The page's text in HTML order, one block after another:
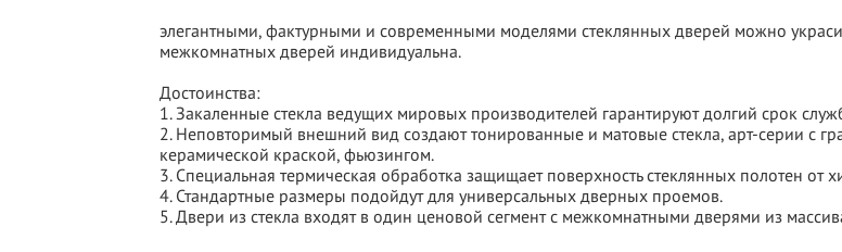
элегантными, фактурными и современными моделями стеклянных дверей можно
межкомнатных дверей индивидуальна.
Достоинства:
1.Закаленные стекла ведущих мировых производителей гарантируют долгий срок
2. Неповторимый внешний вид создают тонированные и матовые стекла, арт-серии с
керамической краской, фьюзингом.
3. Специальная термическая обработка защищает поверхность стеклянных полотен от
4.Стандартные размеры подойдут для универсальных дверных проемов.
5.Двери из стекла входят в один ценовой сегмент с межкомнатными дверями из